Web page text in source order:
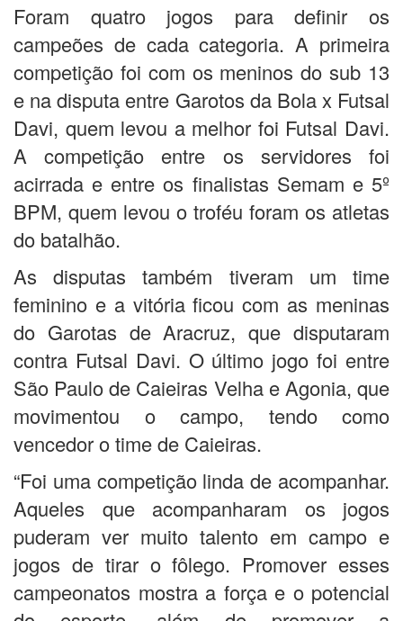
Foram quatro jogos para definir os
campeões de cada categoria. A primeira
competição foi com os meninos do sub 13
e na disputa entre Garotos da Bola x Futsal
Davi, quem levou a melhor foi Futsal Davi.
A competição entre os servidores foi
acirrada e entre os finalistas Semam e 5º
BPM, quem levou o troféu foram os atletas
do batalhão.
As disputas também tiveram um time
feminino e a vitória ficou com as meninas
do Garotas de Aracruz, que disputaram
contra Futsal Davi. O último jogo foi entre
São Paulo de Caieiras Velha e Agonia, que
movimentou o campo, tendo como
vencedor o time de Caieiras.
“Foi uma competição linda de acompanhar.
Aqueles que acompanharam os jogos
puderam ver muito talento em campo e
jogos de tirar o fôlego. Promover esses
campeonatos mostra a força e o potencial